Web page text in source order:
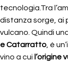
tecnologia.Tra
distanza sorge, ai
vulcano. Quindi
e Catarratto , è
vino a cui l’origine